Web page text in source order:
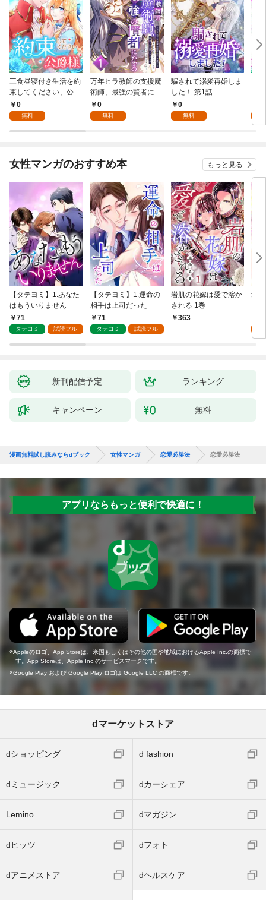
三食昼寝付き生活を約
束してください、公爵
様 1話
0
無料
万年ヒラ教師の支援魔
術師、最強の賢者にな
る～不人気の支援魔術
師は給料泥棒だと魔術
らない件～ 第1話
0
無料
騙されて溺愛再婚しま
した！ 第1話
0
無料
女性マンガのおすすめ本 もっと見る
【タテヨミ】1.あなた
はもういりません
71
タテヨミ 試読フル
【タテヨミ】1.運命の
相手は上司だった
71
タテヨミ 試読フル
岩肌の花嫁は愛で溶か
される 1巻
363
愛
新刊配信予定 ランキング
キャンペーン 無料
漫画無料試し読みならdブック 女性マンガ 恋愛必勝法 恋愛必勝法
アプリならもっと便利で快適に！
Appleのロゴ、App Storeは、米国もしくはその他の国や地域におけるApple Inc.の商標で
す。App Storeは、Apple Inc.のサービスマークです。
Google Play および Google Play ロゴは Google LLC の商標です。
dマーケットストア
dショッピング d fashion
dミュージック dカーシェア
Lemino dマガジン
dヒッツ dフォト
dアニメストア dヘルスケア